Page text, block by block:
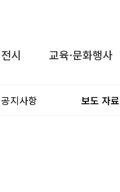
전시 교육·문화행사
공지사항 보도 자료